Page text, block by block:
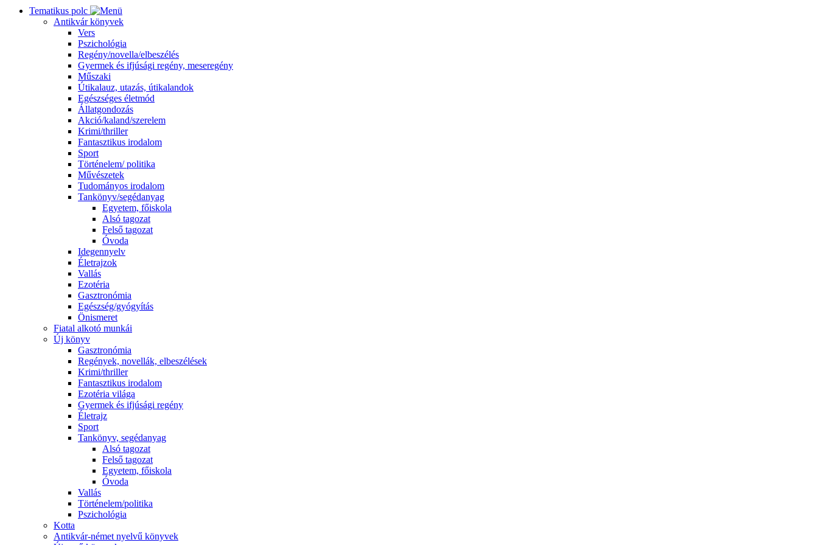
Tematikus polc
Antikvár könyvek
Vers
Pszichológia
Regény/novella/elbeszélés
Gyermek és ifjúsági regény, meseregény
Műszaki
Útikalauz, utazás, útikalandok
Egészséges életmód
Állatgondozás
Akció/kaland/szerelem
Krimi/thriller
Fantasztikus irodalom
Sport
Történelem/ politika
Művészetek
Tudományos irodalom
Tankönyv/segédanyag
Egyetem, főiskola
Alsó tagozat
Felső tagozat
Óvoda
Idegennyelv
Életrajzok
Vallás
Ezotéria
Gasztronómia
Egészség/gyógyítás
Önismeret
Fiatal alkotó munkái
Új könyv
Gasztronómia
Regények, novellák, elbeszélések
Krimi/thriller
Fantasztikus irodalom
Ezotéria világa
Gyermek és ifjúsági regény
Életrajz
Sport
Tankönyv, segédanyag
Alsó tagozat
Felső tagozat
Egyetem, főiskola
Óvoda
Vallás
Történelem/politika
Pszichológia
Kotta
Antikvár-német nyelvű könyvek